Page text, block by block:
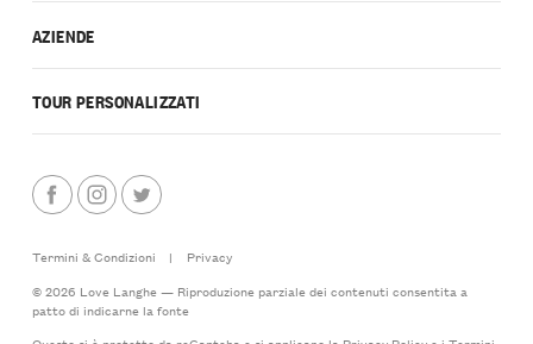
AZIENDE
TOUR PERSONALIZZATI
Termini & Condizioni |
Privacy
© 2026 Love Langhe — Riproduzione parziale dei contenuti consentita a
patto di indicarne la fonte